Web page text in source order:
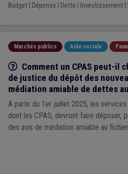
Budget| Dépense Dette Investissement|
Marchés publics Aide sociale
Q/R
Comment un CPAS peut-il
de justice du dépôt des
médiation amiable de dettes au
A partir du 1er juillet 2025, les
dont les CPAS, devront faire déposer,
des avis de médiation amiable au